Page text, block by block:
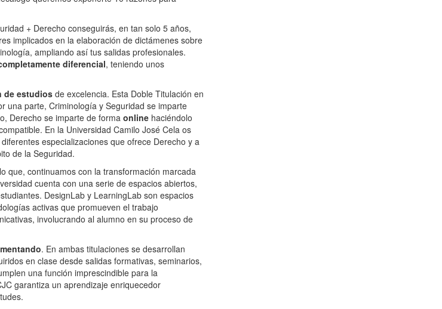
+ Derecho conseguirás, en tan solo 5 años,
implicados en la elaboración de dictámenes sobre
ampliando así tus salidas profesionales.
diferencial, teniendo unos
de estudios de excelencia. Esta Doble Titulación en
una parte, Criminología y Seguridad se imparte
Derecho se imparte de forma online haciéndolo
En la Universidad Camilo José Cela os
especializaciones que ofrece Derecho y a
de la Seguridad.
que, continuamos con la transformación marcada
cuenta con una serie de espacios abiertos,
DesignLab y LearningLab son espacios
activas que promueven el trabajo
involucrando al alumno en su proceso de
. En ambas titulaciones se desarrollan
en clase desde salidas formativas, seminarios,
una función imprescindible para la
garantiza un aprendizaje enriquecedor